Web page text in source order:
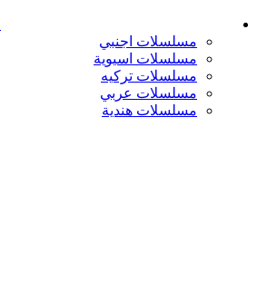
مسلسلات اجنبي
مسلسلات اسيوية
مسلسلات تركيه
مسلسلات عربي
مسلسلات هندية